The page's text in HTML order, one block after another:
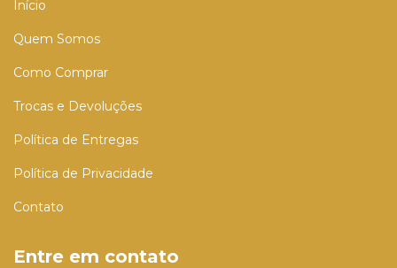
Início
Quem Somos
Como Comprar
Trocas e Devoluções
Política de Entregas
Política de Privacidade
Contato
Entre em contato